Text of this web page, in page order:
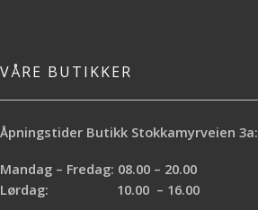
VÅRE BUTIKKER
Åpningstider Butikk Stokkamyrveien 3a:
Mandag – Fredag: 08.00 – 20.00
Lørdag: 10.00 – 16.00